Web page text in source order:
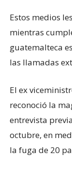
Estos medios
mientras
guatemalteca
las llamadas
El ex
reconoció la
entrevista
octubre, en
la fuga de 20